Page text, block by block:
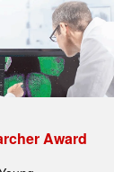
Award